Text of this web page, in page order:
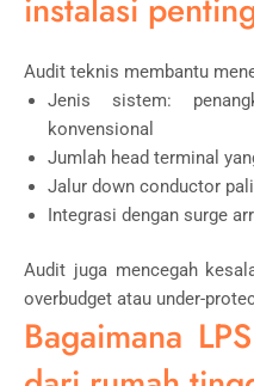
instalasi
Audit teknis membantu
Jenis sistem:
konvensional
Jumlah head terminal
Jalur down conductor
Integrasi dengan surge
Audit juga mencegah
overbudget atau under-
Bagaimana